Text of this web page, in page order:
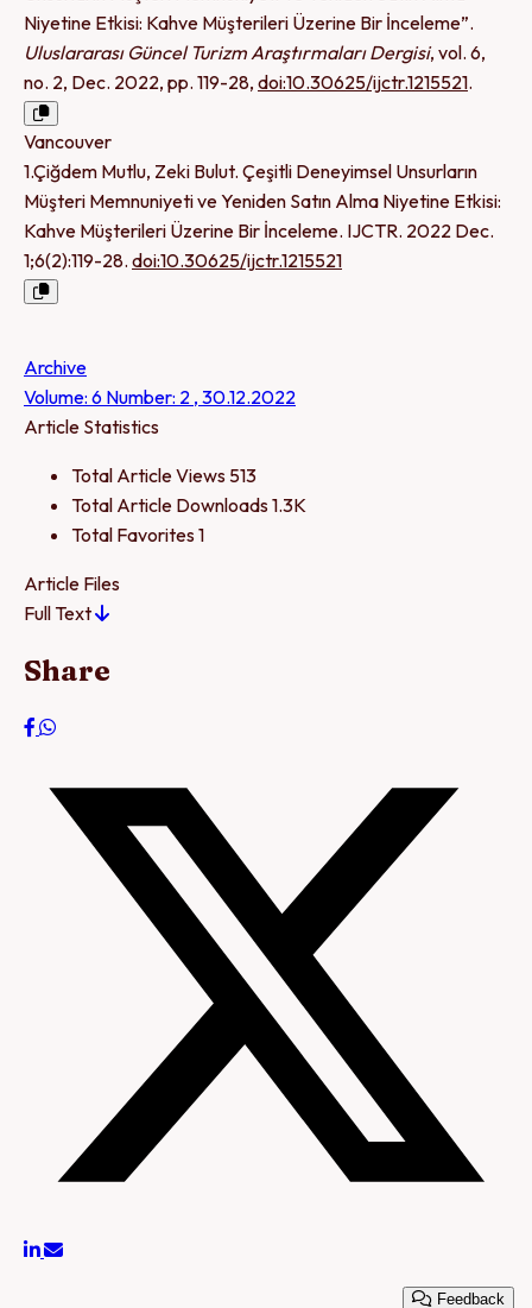
Niyetine Etkisi: Kahve Müşterileri Üzerine Bir İnceleme”.
Uluslararası Güncel Turizm Araştırmaları Dergisi, vol. 6,
no. 2, Dec. 2022, pp. 119-28, doi:10.30625/ijctr.1215521.
Vancouver
1.Çiğdem Mutlu, Zeki Bulut. Çeşitli Deneyimsel Unsurların
Müşteri Memnuniyeti ve Yeniden Satın Alma Niyetine Etkisi:
Kahve Müşterileri Üzerine Bir İnceleme. IJCTR. 2022 Dec.
1;6(2):119-28. doi:10.30625/ijctr.1215521
Archive
Volume: 6 Number: 2 , 30.12.2022
Article Statistics
Total Article Views 513
Total Article Downloads1.3K
Total Favorites1
Article Files
Full Text
Share
Feedback